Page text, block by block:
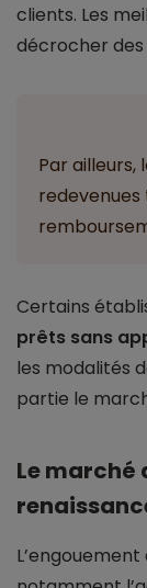
clients. Les
décrocher
Par ailleurs,
redevenues
Certains
prêts sans
les modalités
partie le
Le marché